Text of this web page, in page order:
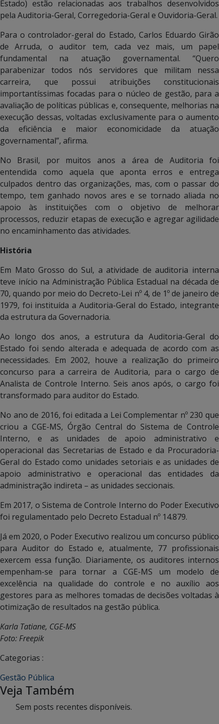
Estado) estão relacionadas aos trabalhos desenvolvidos
pela Auditoria-Geral, Corregedoria-Geral e Ouvidoria-Geral.
Para o controlador-geral do Estado, Carlos Eduardo Girão
de Arruda, o auditor tem, cada vez mais, um papel
fundamental na atuação governamental. “Quero
parabenizar todos nós servidores que militam nessa
carreira, que possui atribuições constitucionais
importantíssimas focadas para o núcleo de gestão, para a
avaliação de políticas públicas e, consequente, melhorias na
execução dessas, voltadas exclusivamente para o aumento
da eficiência e maior economicidade da atuação
governamental”, afirma.
No Brasil, por muitos anos a área de Auditoria foi
entendida como aquela que aponta erros e entrega
culpados dentro das organizações, mas, com o passar do
tempo, tem ganhado novos ares e se tornado aliada no
apoio às instituições com o objetivo de melhorar
processos, reduzir etapas de execução e agregar agilidade
no encaminhamento das atividades.
História
Em Mato Grosso do Sul, a atividade de auditoria interna
teve início na Administração Pública Estadual na década de
70, quando por meio do Decreto-Lei nº 4, de 1º de janeiro de
1979, foi instituída a Auditoria-Geral do Estado, integrante
da estrutura da Governadoria.
Ao longo dos anos, a estrutura da Auditoria-Geral do
Estado foi sendo alterada e adequada de acordo com as
necessidades. Em 2002, houve a realização do primeiro
concurso para a carreira de Auditoria, para o cargo de
Analista de Controle Interno. Seis anos após, o cargo foi
transformado para auditor do Estado.
No ano de 2016, foi editada a Lei Complementar nº 230 que
criou a CGE-MS, Órgão Central do Sistema de Controle
Interno, e as unidades de apoio administrativo e
operacional das Secretarias de Estado e da Procuradoria-
Geral do Estado como unidades setoriais e as unidades de
apoio administrativo e operacional das entidades da
administração indireta – as unidades seccionais.
Em 2017, o Sistema de Controle Interno do Poder Executivo
foi regulamentado pelo Decreto Estadual nº 14.879.
Já em 2020, o Poder Executivo realizou um concurso público
para Auditor do Estado e, atualmente, 77 profissionais
exercem essa função. Diariamente, os auditores internos
empenham-se para tornar a CGE-MS um modelo de
excelência na qualidade do controle e no auxílio aos
gestores para as melhores tomadas de decisões voltadas à
otimização de resultados na gestão pública.
Karla Tatiane, CGE-MS
Foto: Freepik
Categorias :
Gestão Pública
Veja Também
Sem posts recentes disponíveis.